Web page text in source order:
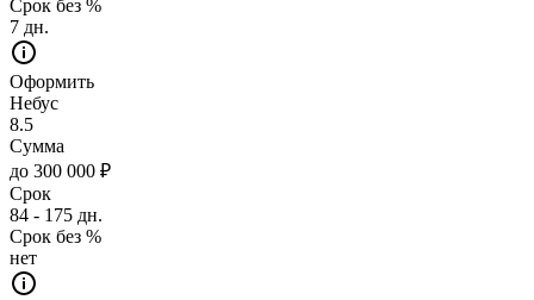
Срок без %
7 дн.
Оформить
Небус
8.5
Сумма
до 300 000 ₽
Срок
84 - 175 дн.
Срок без %
нет